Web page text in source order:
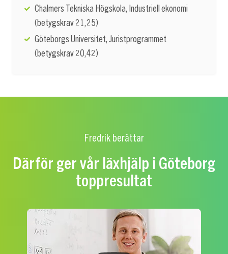
Chalmers Tekniska Högskola, Industriell ekonomi
(betygskrav 21,25)
Göteborgs Universitet, Juristprogrammet
(betygskrav 20,42)
Fredrik berättar
Därför ger vår läxhjälp i Göteborg
toppresultat